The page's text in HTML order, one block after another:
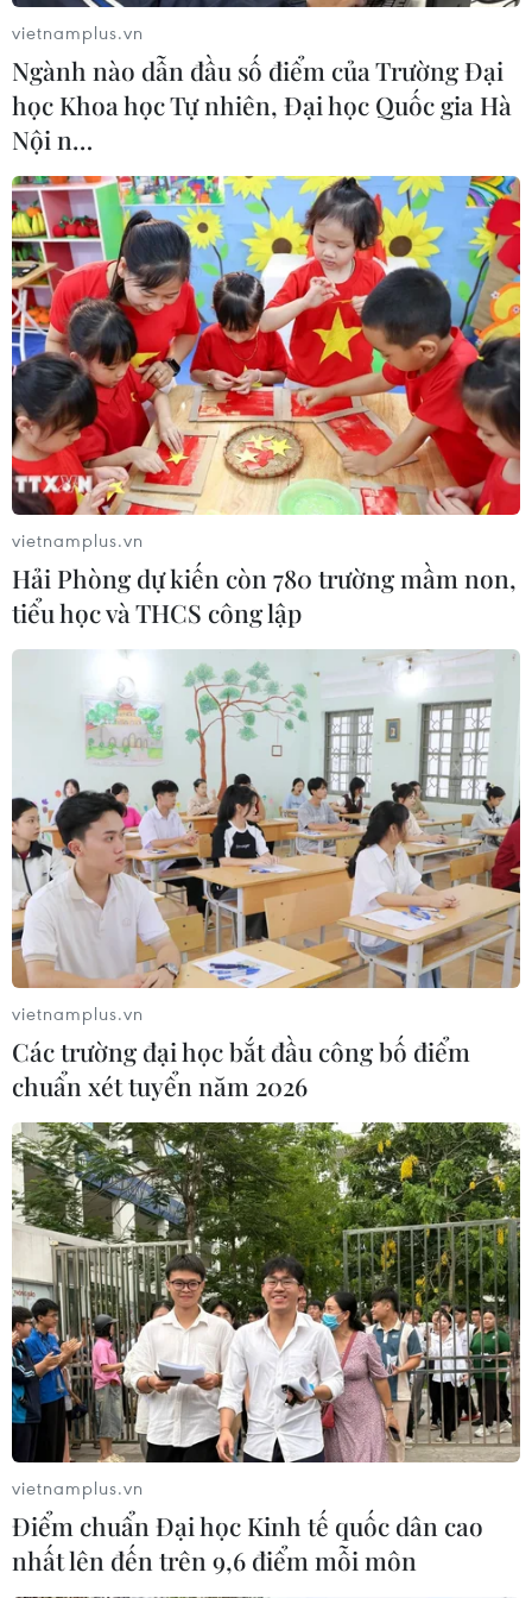
#Lễ hội Vu Lan 2025
#Đạo hiếu và Dân tộc
#Chương trình tri ân chiến sĩ Trường Sơn
#Ý nghĩa ngày Vu Lan
#Tinh thần hiếu thảo trong Phật giáo
TP. Hà Nội
Theo dõi VietnamPlus
TIN LIÊN QUAN
Đại lễ Vu Lan báo hiếu của người Việt tại
New Zealand
02/09/2024 03:26
Đại lễ Vu Lan được tổ chức trang nghiêm dưới sự chủ trì
của Đại đức Thích Quảng Phúc, trụ trì chùa Thiên Thai
Phật tích vùng Upper Hutt, với sự tham dự của đông đảo
hội viên Hội Phật tử.
vietnamplus.vn
Ngành nào dẫn đầu số điểm của Trường Đại
học Khoa học Tự nhiên, Đại học Quốc gia Hà
Nội n…
vietnamplus.vn
Hải Phòng dự kiến còn 780 trường mầm non,
tiểu học và THCS công lập
vietnamplus.vn
Các trường đại học bắt đầu công bố điểm
chuẩn xét tuyển năm 2026
vietnamplus.vn
Điểm chuẩn Đại học Kinh tế quốc dân cao
nhất lên đến trên 9,6 điểm mỗi môn